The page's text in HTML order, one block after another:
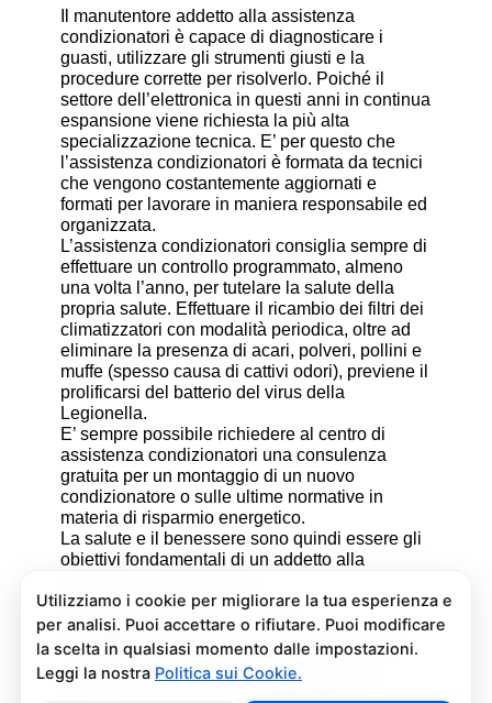
Il manutentore addetto alla assistenza
condizionatori è capace di diagnosticare i
guasti, utilizzare gli strumenti giusti e la
procedure corrette per risolverlo. Poiché il
settore dell’elettronica in questi anni in continua
espansione viene richiesta la più alta
specializzazione tecnica. E’ per questo che
l’assistenza condizionatori è formata da tecnici
che vengono costantemente aggiornati e
formati per lavorare in maniera responsabile ed
organizzata.
L’assistenza condizionatori consiglia sempre di
effettuare un controllo programmato, almeno
una volta l’anno, per tutelare la salute della
propria salute. Effettuare il ricambio dei filtri dei
climatizzatori con modalità periodica, oltre ad
eliminare la presenza di acari, polveri, pollini e
muffe (spesso causa di cattivi odori), previene il
prolificarsi del batterio del virus della
Legionella.
E’ sempre possibile richiedere al centro di
assistenza condizionatori una consulenza
gratuita per un montaggio di un nuovo
condizionatore o sulle ultime normative in
materia di risparmio energetico.
La salute e il benessere sono quindi essere gli
obiettivi fondamentali di un addetto alla
Pulizia e Sanificazione
Condizionatori Auxclima Vistrorio
La pulizia e sanificazione condizionatori è